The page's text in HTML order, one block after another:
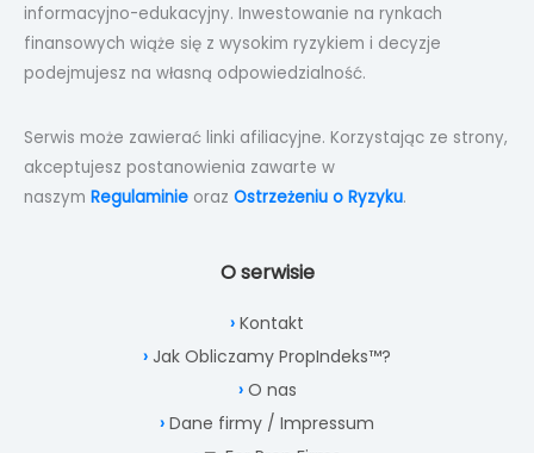
informacyjno-edukacyjny. Inwestowanie na rynkach
finansowych wiąże się z wysokim ryzykiem i decyzje
podejmujesz na własną odpowiedzialność.
Serwis może zawierać linki afiliacyjne. Korzystając ze strony,
akceptujesz postanowienia zawarte w
naszym Regulaminie oraz Ostrzeżeniu o Ryzyku.
O serwisie
Kontakt
Jak Obliczamy PropIndeks™?
O nas
Dane firmy / Impressum